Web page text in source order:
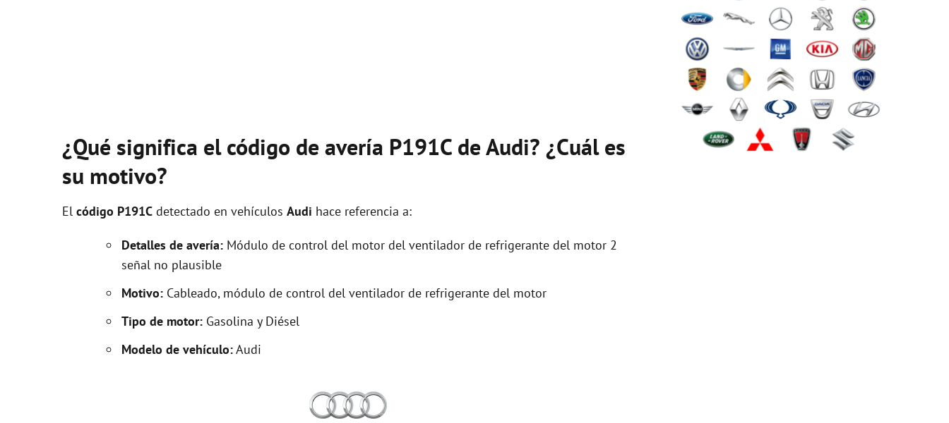
¿Qué significa el código de avería P191C de Audi? ¿Cuál es
su motivo?
El código P191C detectado en vehículos Audi hace referencia a:
Detalles de avería: Módulo de control del motor del ventilador de refrigerante del motor 2
señal no plausible
Motivo: Cableado, módulo de control del ventilador de refrigerante del motor
Tipo de motor: Gasolina y Diésel
Modelo de vehículo:Audi